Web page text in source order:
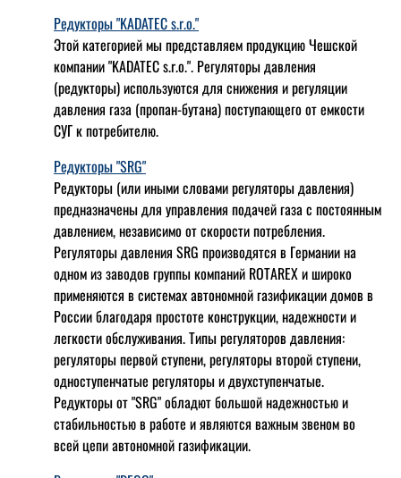
Редукторы "KADATEC s.r.o."
Этой категорией мы представляем продукцию Чешской
компании "KADATEC s.r.o.". Регуляторы давления
(редукторы) используются для снижения и регуляции
давления газа (пропан-бутана) поступающего от емкости
СУГ к потребителю.
Редукторы "SRG"
Редукторы (или иными словами регуляторы давления)
предназначены для управления подачей газа с постоянным
давлением, независимо от скорости потребления.
Регуляторы давления SRG производятся в Германии на
одном из заводов группы компаний ROTAREX и широко
применяются в системах автономной газификации домов в
России благодаря простоте конструкции, надежности и
легкости обслуживания. Типы регуляторов давления:
регуляторы первой ступени, регуляторы второй ступени,
одноступенчатые регуляторы и двухступенчатые.
Редукторы от "SRG" обладют большой надежностью и
стабильностью в работе и являются важным звеном во
всей цепи автономной газификации.